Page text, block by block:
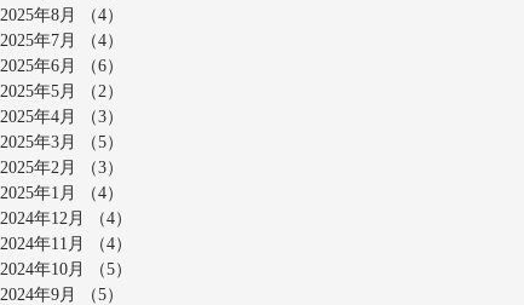
2025年8月
（4）
2025年7月
（4）
2025年6月
（6）
2025年5月
（2）
2025年4月
（3）
2025年3月
（5）
2025年2月
（3）
2025年1月
（4）
2024年12月
（4）
2024年11月
（4）
2024年10月
（5）
2024年9月
（5）